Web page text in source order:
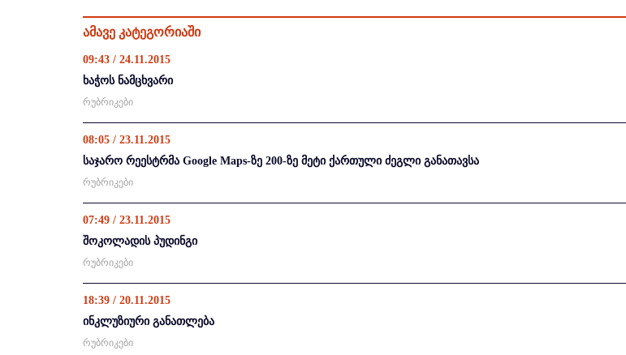
ამავე კატეგორიაში
09:43 / 24.11.2015
ხაჭოს ნამცხვარი
რუბრიკები
08:05 / 23.11.2015
საჯარო რეესტრმა Google Maps-ზე 200-ზე მეტი ქართული ძეგლი განათავსა
რუბრიკები
07:49 / 23.11.2015
შოკოლადის პუდინგი
რუბრიკები
18:39 / 20.11.2015
ინკლუზიური განათლება
რუბრიკები